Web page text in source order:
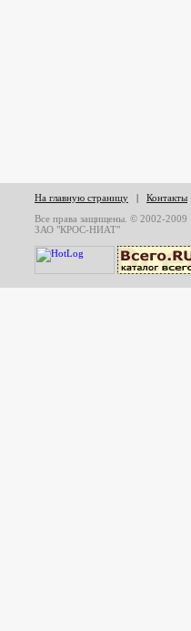
На главную страницу | Контакты
Все права защищены. © 2002-2009
ЗАО "КРОС-НИАТ"